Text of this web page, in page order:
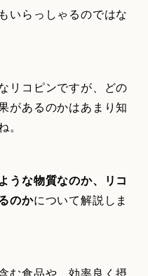
いらっしゃるのではな
リコピンですが、どの
があるのかはあまり知
うな物質なのか、リコ
のかについて解説しま